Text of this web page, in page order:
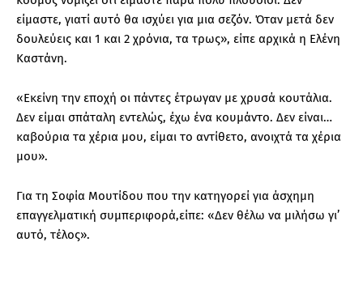
είμαστε, γιατί αυτό θα ισχύει για μια σεζόν. Όταν μετά δεν
δουλεύεις και 1 και 2 χρόνια, τα τρως», είπε αρχικά η Ελένη
Καστάνη.
«Εκείνη την εποχή οι πάντες έτρωγαν με χρυσά κουτάλια.
Δεν είμαι σπάταλη εντελώς, έχω ένα κουμάντο. Δεν είναι…
καβούρια τα χέρια μου, είμαι το αντίθετο, ανοιχτά τα χέρια
μου».
Για τη Σοφία Μουτίδου που την κατηγορεί για άσχημη
επαγγελματική συμπεριφορά,είπε: «Δεν θέλω να μιλήσω γι’
αυτό, τέλος».